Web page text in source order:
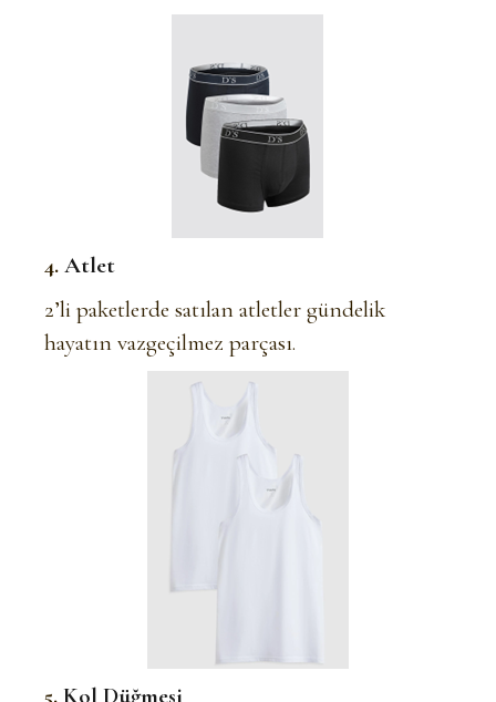
4.Atlet
2’li paketlerde satılan atletler gündelik
hayatın vazgeçilmez parçası.
5.Kol Düğmesi